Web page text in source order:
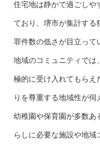
住宅地は静かで過ごしや
ており、堺市が集計する
罪件数の低さが目立って
地域のコミュニティでは
極的に受け入れてもらえ
りを尊重する地域性が伺
幼稚園や保育園が多数あ
らしに必要な施設や地域